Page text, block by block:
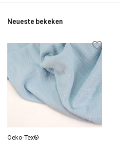
Neueste bekeken
Oeko-Tex®